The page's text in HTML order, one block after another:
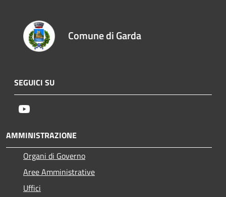
Comune di Garda
SEGUICI SU
AMMINISTRAZIONE
Organi di Governo
Aree Amministrative
Uffici